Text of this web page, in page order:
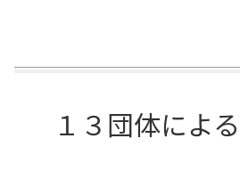
１３団体によ